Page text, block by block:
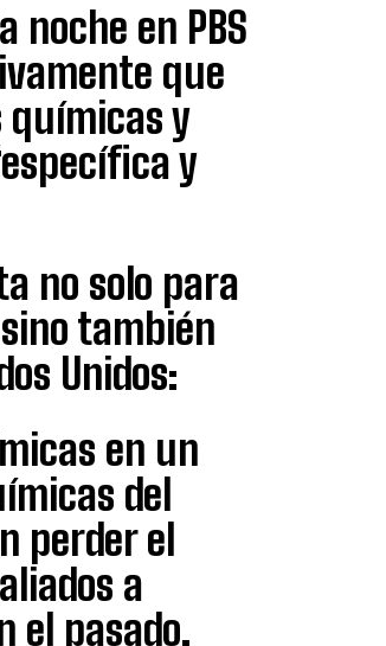
noche en PBS
que
químicas y
y
no solo para
también
Unidos:
en un
del
perder el
a
el pasado,